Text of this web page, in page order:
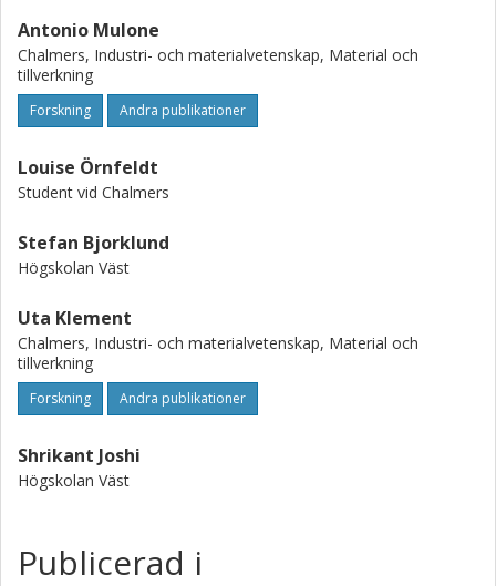
Antonio Mulone
Chalmers, Industri- och materialvetenskap, Material och
tillverkning
Forskning Andra publikationer
Louise Örnfeldt
Student vid Chalmers
Stefan Bjorklund
Högskolan Väst
Uta Klement
Chalmers, Industri- och materialvetenskap, Material och
tillverkning
Forskning Andra publikationer
Shrikant Joshi
Högskolan Väst
Publicerad i